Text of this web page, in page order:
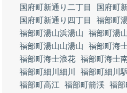
国府町新通り二丁目
国府町
国府町新通り四丁目
福部町
福部町湯山浜湯山
福部町湯
福部町湯山山湯山
福部町海
福部町海士浪花 福部町海士
福部町細川細川
福部町細川
福部町高江
福部町箭渓 福